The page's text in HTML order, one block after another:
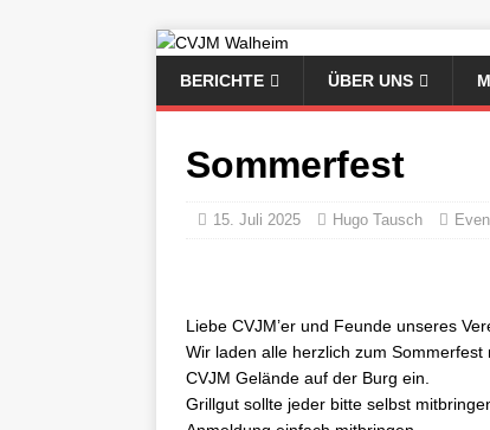
BERICHTE ÜBER UNS
Sommerfest
15. Juli 2025 Hugo Tausch
Liebe CVJM’er und Feunde unseres
Wir laden alle herzlich zum
CVJM Gelände auf der Burg ein.
Grillgut sollte jeder bitte selbst